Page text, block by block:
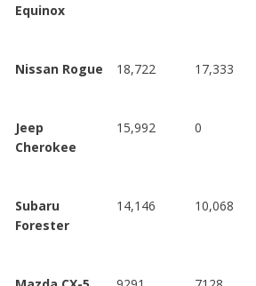
Equinox
Nissan Rogue 18,722 17,333
Jeep
Cherokee
15,992 0
Subaru
Forester
14,146 10,068